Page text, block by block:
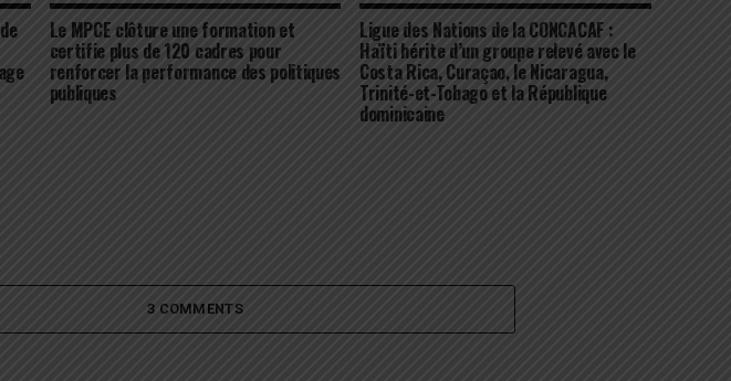
Le MPCE clôture une formation et
certifie plus de 120 cadres pour
renforcer la performance des politiques
publiques
Ligue des Nations de la CONCACAF :
Haïti hérite d’un groupe relevé avec le
Costa Rica, Curaçao, le Nicaragua,
Trinité-et-Tobago et la République
dominicaine
3 COMMENTS